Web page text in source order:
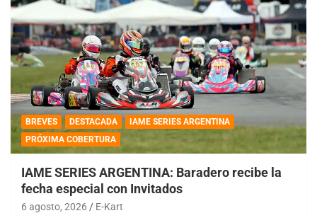
BREVES DESTACADA
IAME SERIES ARGENTINA
PRÓXIMA COBERTURA
IAME SERIES ARGENTINA: Baradero recibe la
fecha especial con Invitados
6 agosto, 2026 E-Kart